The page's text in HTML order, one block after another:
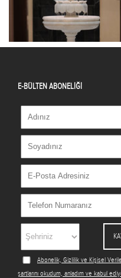
E-BÜLTEN ABONELİĞİ
Abonelik, Gizlilik ve Kişisel
şartlarını okudum, anladım ve kabul